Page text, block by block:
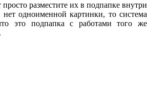
разместите их в подпапке внутри
одноименной картинки, то система
это подпапка с работами того же